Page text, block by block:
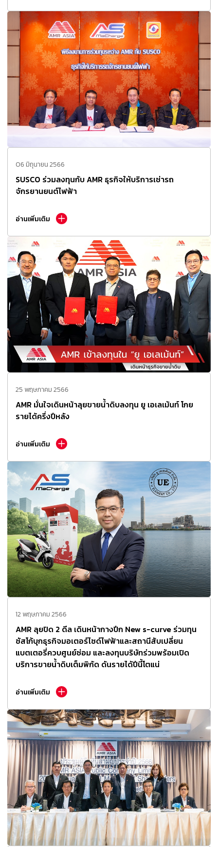
06 มิถุนายน 2566
SUSCO ร่วมลงทุนกับ AMR ธุรกิจให้บริการเช่ารถ
จักรยานยนต์ไฟฟ้า
อ่านเพิ่มเติม
25 พฤษภาคม 2566
AMR มั่นใจเดินหน้าลุยขายน้ำดิบลงทุน ยู เอเลเม้นท์ โกย
รายได้ครึ่งปีหลัง
อ่านเพิ่มเติม
12 พฤษภาคม 2566
AMR ลุยปิด 2 ดีล เดินหน้ากางปีก New s-curve ร่วมทุน
ซัสโก้บุกธุรกิจมอเตอร์ไซด์ไฟฟ้าและสถานีสับเปลี่ยน
แบตเตอรี่ควบศูนย์ซ่อม และลงทุนบริษัทร่วมพร้อมเปิด
บริการขายน้ำดิบเต็มพิกัด ดันรายได้ปีนี้โตแน่
อ่านเพิ่มเติม